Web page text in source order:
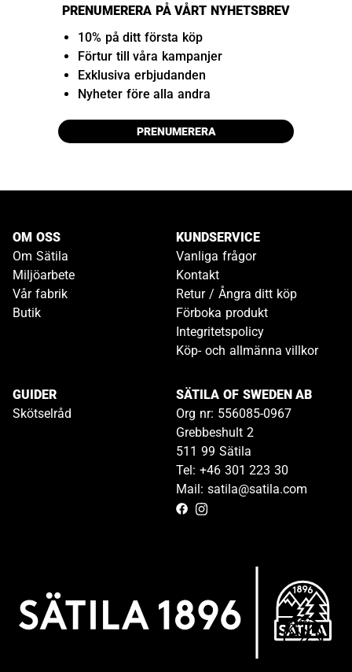
PRENUMERERA PÅ VÅRT NYHETSBREV
10% på ditt första köp
Förtur till våra kampanjer
Exklusiva erbjudanden
Nyheter före alla andra
PRENUMERERA
OM OSS
Om Sätila
Miljöarbete
Vår fabrik
Butik
KUNDSERVICE
Vanliga frågor
Kontakt
Retur / Ångra ditt köp
Förboka produkt
Integritetspolicy
Köp- och allmänna villkor
GUIDER
Skötselråd
SÄTILA OF SWEDEN AB
Org nr: 556085-0967
Grebbeshult 2
511 99 Sätila
Tel: +46 301 223 30
Mail: satila@satila.com